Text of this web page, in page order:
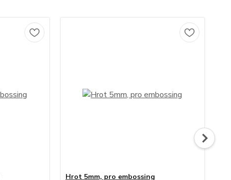
Hrot 5mm, pro embossing